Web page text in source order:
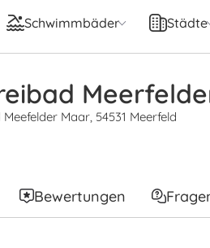
Schwimmbäder Städte
Maar, 54531 Meerfeld
Bewertungen